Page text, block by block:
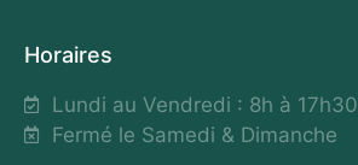
Horaires
Lundi au Vendredi : 8h à 17h30
Fermé le Samedi & Dimanche